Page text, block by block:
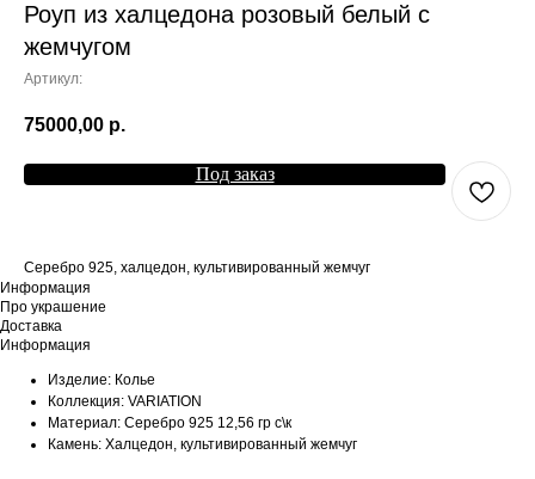
Роуп из халцедона розовый белый с
жемчугом
Артикул:
75000,00 р.
Под заказ
Серебро 925, халцедон, культивированный жемчуг
Информация
Про украшение
Доставка
Информация
Изделие: Колье
Коллекция: VARIATION
Материал: Серебро 925 12,56 гр с\к
Камень: Халцедон, культивированный жемчуг